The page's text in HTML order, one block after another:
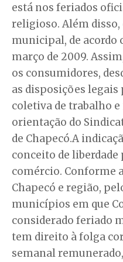
está nos feriados
religioso. Além disso,
municipal, de acordo
março de 2009.
os consumidores,
as disposições
coletiva de trabalho
orientação do
de Chapecó.A
conceito de
comércio. Conforme
Chapecó e região,
municípios em que
considerado feriado
tem direito à folga
semanal